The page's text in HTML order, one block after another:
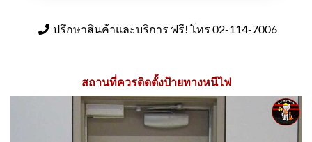
ปรึกษาสินค้าและบริการ ฟรี! โทร 02-114-7006
สถานที่ควรติดตั้งป้ายทางหนีไฟ